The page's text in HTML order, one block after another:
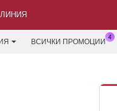
ЛИНИЯ
ВСИЧКИ ПРОМОЦИИ